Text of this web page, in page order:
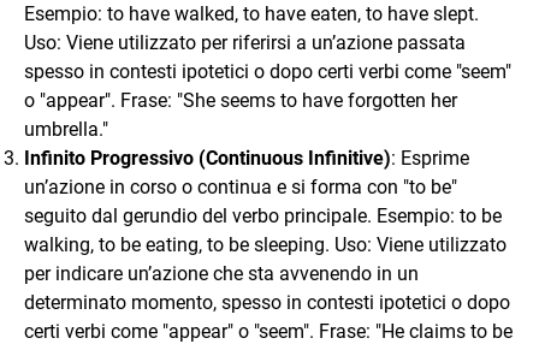
Esempio: to have walked, to have eaten, to have slept.
Uso: Viene utilizzato per riferirsi a un’azione passata
spesso in contesti ipotetici o dopo certi verbi come "seem"
o "appear". Frase: "She seems to have forgotten her
umbrella."
Infinito Progressivo (Continuous Infinitive): Esprime
un’azione in corso o continua e si forma con "to be"
seguito dal gerundio del verbo principale. Esempio: to be
walking, to be eating, to be sleeping. Uso: Viene utilizzato
per indicare un’azione che sta avvenendo in un
determinato momento, spesso in contesti ipotetici o dopo
certi verbi come "appear" o "seem". Frase: "He claims to be